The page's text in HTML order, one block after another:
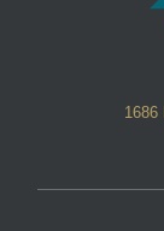
1686